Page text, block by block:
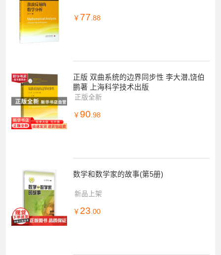
￥ 77 .88
正版 双曲系统的边界同步性 李大潜,饶伯
鹏著 上海科学技术出版
正版全新
￥ 90 .98
数学和数学家的故事(第5册)
新品上架
￥ 23.00